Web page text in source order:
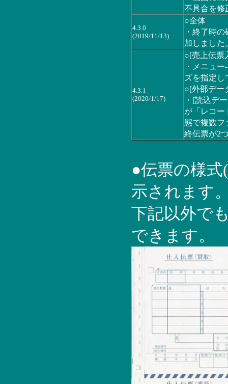
不具合を修
4.3.0
(2019/11/13)
○全体
・終了時
加しまし
4.3.1
(2020/1/17)
○[売上伝票
・メニュ
ズを指定
○[外部デー
・[読込デ
が「レコー
態で複数フ
終伝票が2
●伝票の様
示されます
下記以外で
できます。